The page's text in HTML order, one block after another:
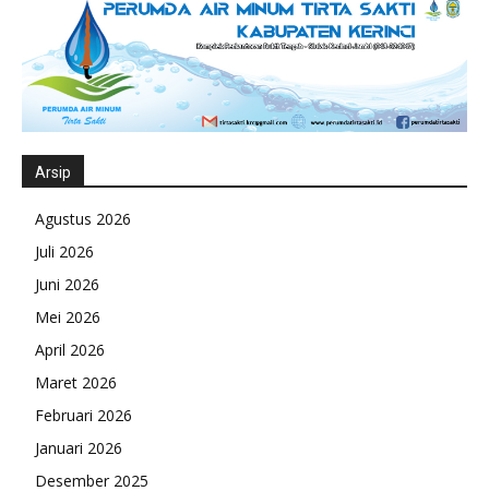
Arsip
Agustus 2026
Juli 2026
Juni 2026
Mei 2026
April 2026
Maret 2026
Februari 2026
Januari 2026
Desember 2025